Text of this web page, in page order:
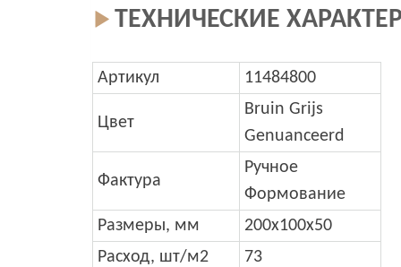
ТЕХНИЧЕСКИЕ
Артикул 11484800
Цвет
Bruin Grijs
Genuanceerd
Фактура
Ручное
Формование
Размеры, мм
200x100x50
Расход, шт/м2
73